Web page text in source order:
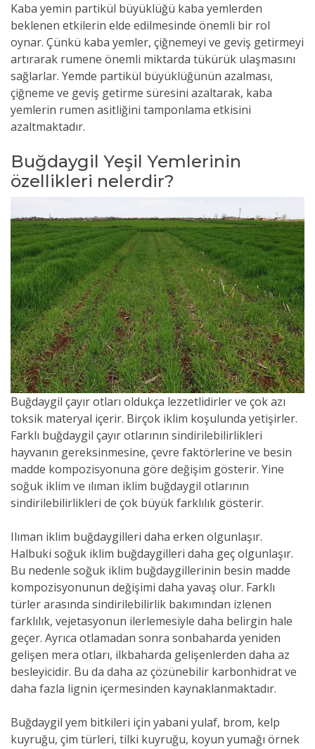
Kaba yemin partikül büyüklüğü kaba yemlerden
beklenen etkilerin elde edilmesinde önemli bir rol
oynar. Çünkü kaba yemler, çiğnemeyi ve geviş getirmeyi
artırarak rumene önemli miktarda tükürük ulaşmasını
sağlarlar. Yemde partikül büyüklüğünün azalması,
çiğneme ve geviş getirme süresini azaltarak, kaba
yemlerin rumen asitliğini tamponlama etkisini
azaltmaktadır.
Buğdaygil Yeşil Yemlerinin
özellikleri nelerdir?
Buğdaygil çayır otları oldukça lezzetlidirler ve çok azı
toksik materyal içerir. Birçok iklim koşulunda yetişirler.
Farklı buğdaygil çayır otlarının sindirilebilirlikleri
hayvanın gereksinmesine, çevre faktörlerine ve besin
madde kompozisyonuna göre değişim gösterir. Yine
soğuk iklim ve ılıman iklim buğdaygil otlarının
sindirilebilirlikleri de çok büyük farklılık gösterir.
Ilıman iklim buğdaygilleri daha erken olgunlaşır.
Halbuki soğuk iklim buğdaygilleri daha geç olgunlaşır.
Bu nedenle soğuk iklim buğdaygillerinin besin madde
kompozisyonunun değişimi daha yavaş olur. Farklı
türler arasında sindirilebilirlik bakımından izlenen
farklılık, vejetasyonun ilerlemesiyle daha belirgin hale
geçer. Ayrıca otlamadan sonra sonbaharda yeniden
gelişen mera otları, ilkbaharda gelişenlerden daha az
besleyicidir. Bu da daha az çözünebilir karbonhidrat ve
daha fazla lignin içermesinden kaynaklanmaktadır.
Buğdaygil yem bitkileri için yabani yulaf, brom, kelp
kuyruğu, çim türleri, tilki kuyruğu, koyun yumağı örnek